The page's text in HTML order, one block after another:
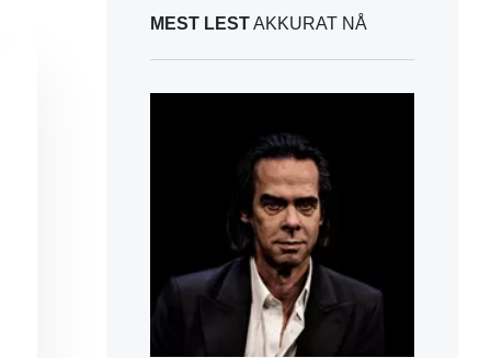
MEST LESTAKKURAT NÅ